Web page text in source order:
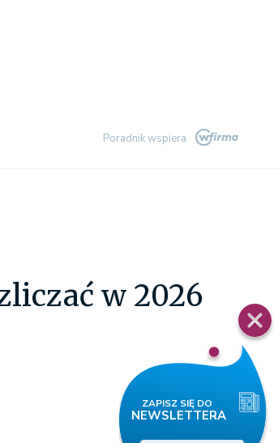
Poradnik wspiera
w 2026